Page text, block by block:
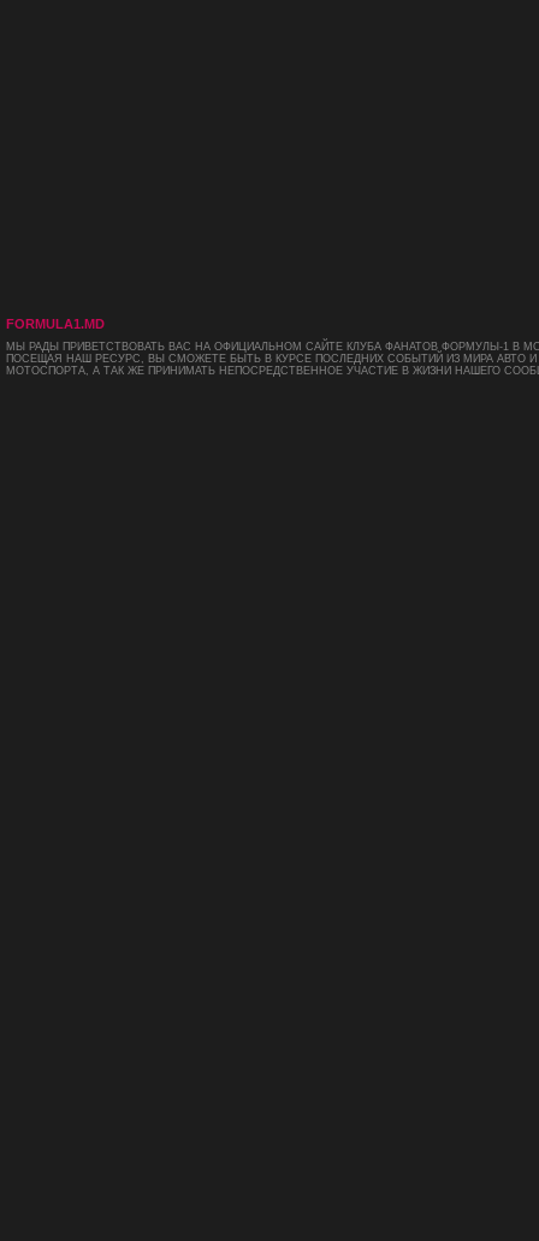
FORMULA1.MD
МЫ РАДЫ ПРИВЕТСТВОВАТЬ ВАС НА ОФИЦИАЛЬНОМ САЙТЕ КЛУБА ФАНАТОВ ФОРМУЛЫ-1 В
ПОСЕЩАЯ НАШ РЕСУРС, ВЫ СМОЖЕТЕ БЫТЬ В КУРСЕ ПОСЛЕДНИХ СОБЫТИЙ ИЗ МИРА АВТО И
МОТОСПОРТА, А ТАК ЖЕ ПРИНИМАТЬ НЕПОСРЕДСТВЕННОЕ УЧАСТИЕ В ЖИЗНИ НАШЕГО